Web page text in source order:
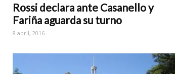
Rossi declara ante Casanello y
Fariña aguarda su turno
8 abril, 2016